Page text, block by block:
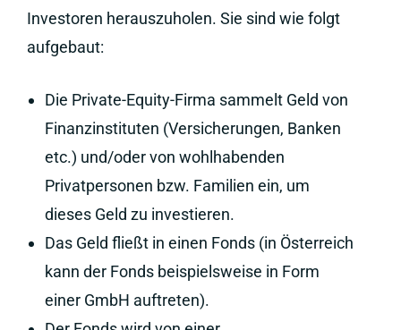
Investoren herauszuholen. Sie sind wie folgt
aufgebaut:
Die Private-Equity-Firma sammelt Geld von
Finanzinstituten (Versicherungen, Banken
etc.) und/oder von wohlhabenden
Privatpersonen bzw. Familien ein, um
dieses Geld zu investieren.
Das Geld fließt in einen Fonds (in Österreich
kann der Fonds beispielsweise in Form
einer GmbH auftreten).